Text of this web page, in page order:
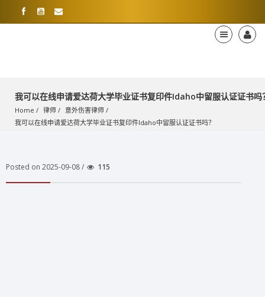
我可以在线申请爱达荷大学毕业证书复印件Idaho中留服认证证书吗
Home 律师
意外伤害律师
我可以在线申请爱达荷大学毕业证书复印件Idaho中留服认证证书吗？
Posted on 2025-09-08 / 115